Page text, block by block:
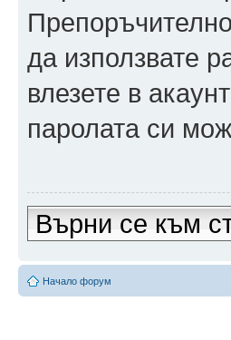
да използвате
влезете в
паролата си
Върни се към
Начало форум